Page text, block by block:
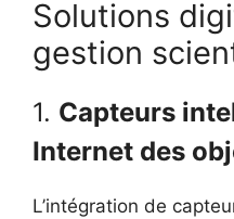
Solutions
gestion
1. Capteurs
Internet des
L’intégration de